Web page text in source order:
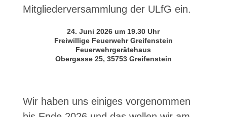
Mitgliederversammlung der ULfG ein.
24. Juni 2026 um 19.30 Uhr
Freiwillige Feuerwehr Greifenstein
Feuerwehrgerätehaus
Obergasse 25, 35753 Greifenstein
Wir haben uns einiges vorgenommen